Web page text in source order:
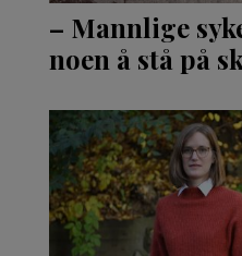
– Mannlige
noen å stå på